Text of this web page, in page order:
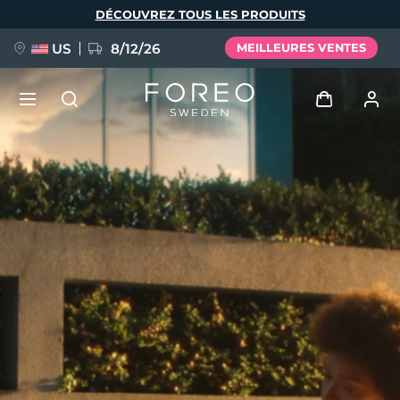
DÉCOUVREZ TOUS LES PRODUITS
US 8/12/26 MEILLEURES VENTES
Profil de l'utilisateur
Mes appareils
Mes commandes
Mes adresses
Mes abonnements
NOUVEAU
FAQ™ Pure Beauty-Tech Elixir
BREAKING NEWS
issa™ Teeth Whitening Set
Langue
Deutsch
Español
Français
Italiano
Polski
Svenska
Русский
Türkçe
简体中文 繁體中文